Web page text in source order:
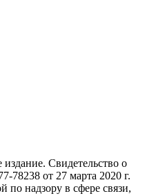
Свидетельство о
от 27 марта 2020 г.
надзору в сфере связи,